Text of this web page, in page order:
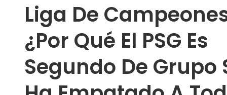
Liga De
¿Por Qué El PSG Es
Segundo De Grupo